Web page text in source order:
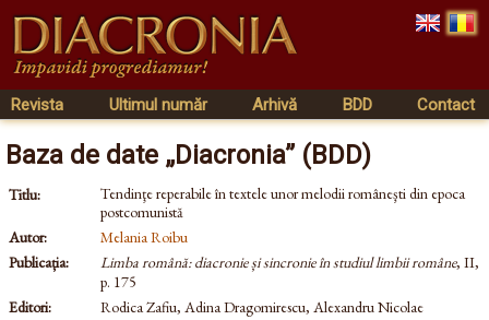
Revista Ultimul număr Arhivă BDD Contact
Baza de date „Diacronia” (BDD)
Titlu:
Tendinţe reperabile în textele unor melodii româneşti din epoca
postcomunistă
Autor:
Melania Roibu
Publicația:
Limba română: diacronie și sincronie în studiul limbii române, II,
p. 175
Editori:
Rodica Zafiu, Adina Dragomirescu, Alexandru Nicolae